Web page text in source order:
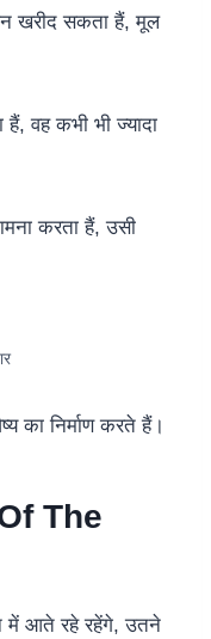
खरीद सकता हैं, मूल
वह कभी भी ज्यादा
करता हैं, उसी
का निर्माण करते हैं।
The
में आते रहे रहेंगे, उतने